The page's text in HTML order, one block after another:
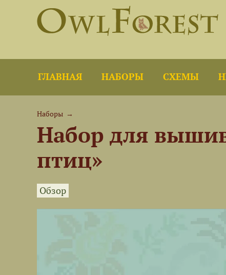
ГЛАВНАЯ НАБОРЫ СХЕМЫ
Наборы →
Набор для
птиц»
Обзор